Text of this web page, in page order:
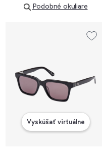
Podobné okuliare
Vyskúšať virtuálne